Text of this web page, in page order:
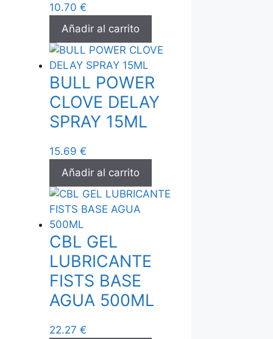
10.70 €
Añadir al carrito
BULL POWER
CLOVE DELAY
SPRAY 15ML
15.69 €
Añadir al carrito
CBL GEL
LUBRICANTE
FISTS BASE
AGUA 500ML
22.27 €